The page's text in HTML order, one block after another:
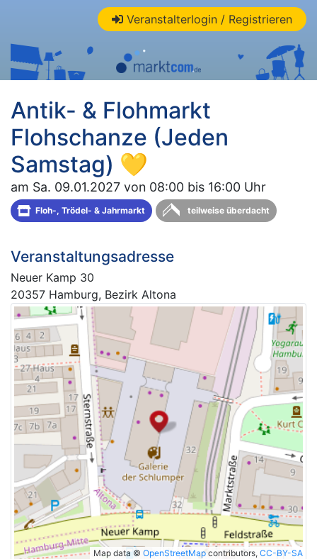
Veranstalterlogin / Registrieren
Antik- & Flohmarkt
Flohschanze (Jeden
Samstag) 💛
am Sa. 09.01.2027 von 08:00 bis 16:00 Uhr
Floh-, Trödel- & Jahrmarkt teilweise überdacht
Veranstaltungsadresse
Neuer Kamp 30
20357 Hamburg, Bezirk Altona
Map data © OpenStreetMap contributors, CC-BY-SA